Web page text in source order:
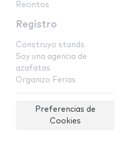
Recintos
Registro
Construyo stands
Soy una agencia de
azafatas
Organizo Ferias
Preferencias de
Cookies